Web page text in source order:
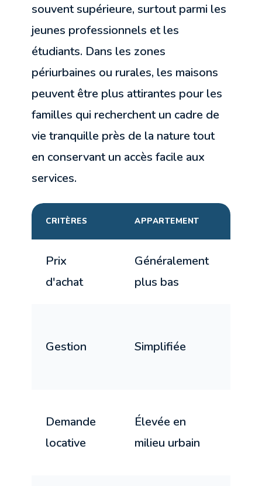
souvent supérieure, surtout parmi les
jeunes professionnels et les
étudiants. Dans les zones
périurbaines ou rurales, les maisons
peuvent être plus attirantes pour les
familles qui recherchent un cadre de
vie tranquille près de la nature tout
en conservant un accès facile aux
services.
CRITÈRES APPARTEMENT
Prix
d'achat
Généralement
plus bas
Gestion Simplifiée
Demande
locative
Élevée en
milieu urbain